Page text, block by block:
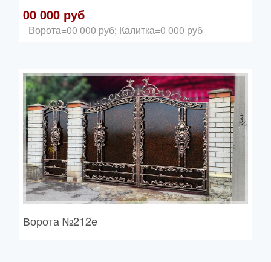
00 000 руб
Ворота=00 000 руб; Калитка=0 000 руб
Ворота№212e